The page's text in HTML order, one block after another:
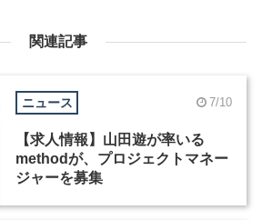
関連記事
ニュース 7/10
【求人情報】山田遊が率いる
methodが、プロジェクトマネー
ジャーを募集